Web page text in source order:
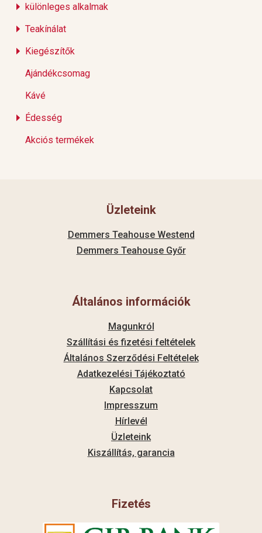
különleges alkalmak
Teakínálat
Kiegészítők
Ajándékcsomag
Kávé
Édesség
Akciós termékek
Üzleteink
Demmers Teahouse Westend
Demmers Teahouse Győr
Általános információk
Magunkról
Szállítási és fizetési feltételek
Általános Szerződési Feltételek
Adatkezelési Tájékoztató
Kapcsolat
Impresszum
Hírlevél
Üzleteink
Kiszállítás, garancia
Fizetés